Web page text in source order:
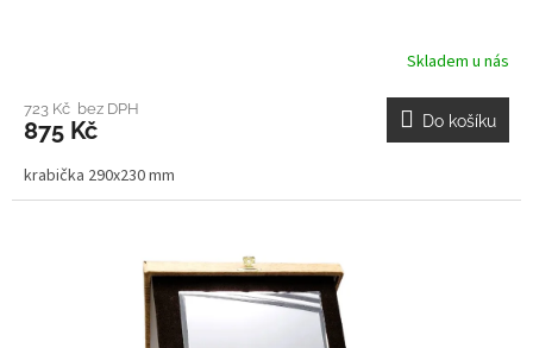
Skladem u nás
723 Kč bez DPH
875 Kč Do košíku
krabička 290x230 mm